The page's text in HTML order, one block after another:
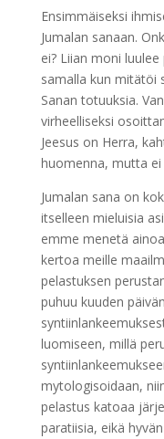
Ensimmäiseksi
Jumalan sanaan.
ei? Liian moni
samalla kun mitätöi
Sanan totuuksia.
virheelliseksi
Jeesus on Herra,
huomenna, mutta ei
Jumalan sana on
itselleen mieluisia
emme menetä
kertoa meille
pelastuksen
puhuu kuuden
luomiseen, millä
mytologisoidaan,
pelastus katoaa
paratiisia, eikä